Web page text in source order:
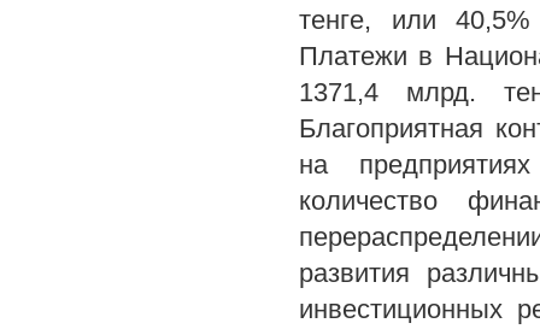
тенге, или
Платежи в
1371,4 млрд.
Благоприятная
на
количество
развития
инвестиционных